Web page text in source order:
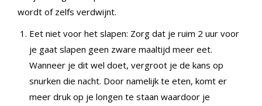
wordt of zelfs verdwijnt.
Eet niet voor het slapen: Zorg dat je ruim 2 uur voor
je gaat slapen geen zware maaltijd meer eet.
Wanneer je dit wel doet, vergroot je de kans op
snurken die nacht. Door namelijk te eten, komt er
meer druk op je longen te staan waardoor je